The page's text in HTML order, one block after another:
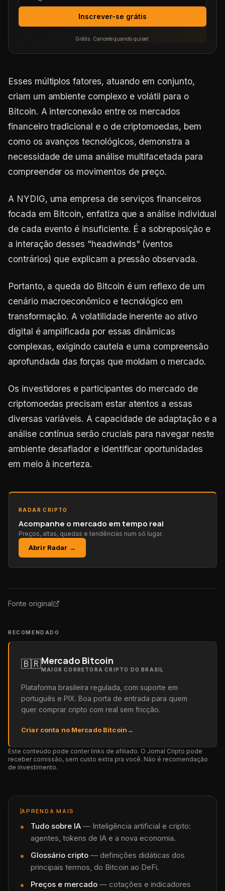
Inscrever-se grátis
Grátis. Cancele quando quiser.
Esses múltiplos fatores, atuando em conjunto,
criam um ambiente complexo e volátil para o
Bitcoin. A interconexão entre os mercados
financeiro tradicional e o de criptomoedas, bem
como os avanços tecnológicos, demonstra a
necessidade de uma análise multifacetada para
compreender os movimentos de preço.
A NYDIG, uma empresa de serviços financeiros
focada em Bitcoin, enfatiza que a análise individual
de cada evento é insuficiente. É a sobreposição e
a interação desses "headwinds" (ventos
contrários) que explicam a pressão observada.
Portanto, a queda do Bitcoin é um reflexo de um
cenário macroeconômico e tecnológico em
transformação. A volatilidade inerente ao ativo
digital é amplificada por essas dinâmicas
complexas, exigindo cautela e uma compreensão
aprofundada das forças que moldam o mercado.
Os investidores e participantes do mercado de
criptomoedas precisam estar atentos a essas
diversas variáveis. A capacidade de adaptação e a
análise contínua serão cruciais para navegar neste
ambiente desafiador e identificar oportunidades
em meio à incerteza.
RADAR CRIPTO
Acompanhe o mercado em tempo real
Preços, altas, quedas e tendências num só lugar.
Abrir Radar →
Fonte original
RECOMENDADO
🇧🇷Mercado Bitcoin
MAIOR CORRETORA CRIPTO DO BRASIL
Plataforma brasileira regulada, com suporte em
português e PIX. Boa porta de entrada para quem
quer comprar cripto com real sem fricção.
Criar conta no Mercado Bitcoin→
Este conteúdo pode conter links de afiliado. O Jornal Cripto pode
receber comissão, sem custo extra pra você. Não é recomendação
de investimento.
APRENDA MAIS
Tudo sobre IA — Inteligência artificial e cripto:
agentes, tokens de IA e a nova economia.
Glossário cripto — definições didáticas dos
principais termos, do Bitcoin ao DeFi.
Preços e mercado — cotações e indicadores